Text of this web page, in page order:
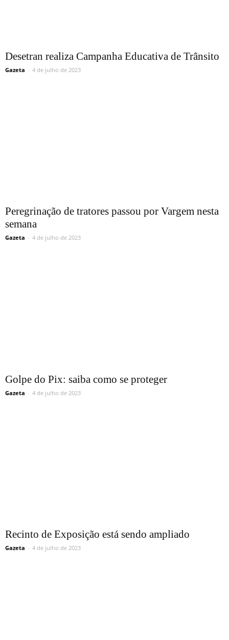
Desetran realiza Campanha Educativa de Trânsito
Gazeta - 4 de julho de 2023
Peregrinação de tratores passou por Vargem nesta
semana
Gazeta - 4 de julho de 2023
Golpe do Pix: saiba como se proteger
Gazeta - 4 de julho de 2023
Recinto de Exposição está sendo ampliado
Gazeta - 4 de julho de 2023